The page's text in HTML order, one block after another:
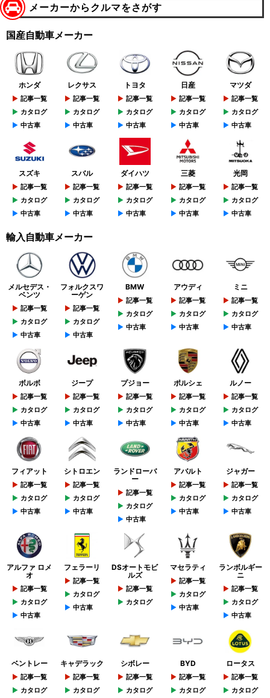
メーカーからクルマをさがす
国産自動車メーカー
ホンダ
記事一覧
カタログ
中古車
レクサス
記事一覧
カタログ
中古車
トヨタ
記事一覧
カタログ
中古車
日産
記事一覧
カタログ
中古車
マツダ
記事一覧
カタログ
中古車
スズキ
記事一覧
カタログ
中古車
スバル
記事一覧
カタログ
中古車
ダイハツ
記事一覧
カタログ
中古車
三菱
記事一覧
カタログ
中古車
光岡
記事一覧
カタログ
中古車
輸入自動車メーカー
メルセデス・
ベンツ
記事一覧
カタログ
中古車
フォルクスワ
ーゲン
記事一覧
カタログ
中古車
BMW
記事一覧
カタログ
中古車
アウディ
記事一覧
カタログ
中古車
ミニ
記事一覧
カタログ
中古車
ボルボ
記事一覧
カタログ
中古車
ジープ
記事一覧
カタログ
中古車
プジョー
記事一覧
カタログ
中古車
ポルシェ
記事一覧
カタログ
中古車
ルノー
記事一覧
カタログ
中古車
フィアット
記事一覧
カタログ
中古車
シトロエン
記事一覧
カタログ
中古車
ランドローバ
ー
記事一覧
カタログ
中古車
アバルト
記事一覧
カタログ
中古車
ジャガー
記事一覧
カタログ
中古車
アルファ ロメ
オ
記事一覧
カタログ
中古車
フェラーリ
記事一覧
カタログ
中古車
DSオートモビ
ルズ
記事一覧
カタログ
マセラティ
記事一覧
カタログ
中古車
ランボルギー
ニ
記事一覧
カタログ
中古車
ベントレー
記事一覧
カタログ
キャデラック
記事一覧
カタログ
シボレー
記事一覧
カタログ
BYD
記事一覧
カタログ
ロータス
記事一覧
カタログ